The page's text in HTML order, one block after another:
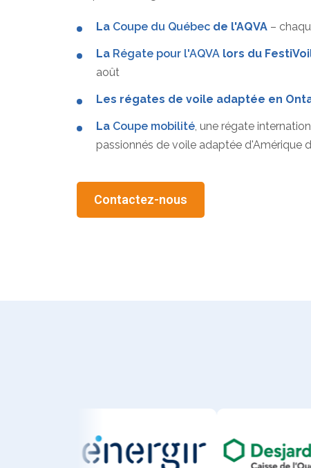
La Coupe du Québec de l'AQVA –
La Régate pour l'AQVA lors du
août
Les régates de voile adaptée en
La Coupe mobilité, une régate
passionnés de voile adaptée d'Amérique
Contactez-nous